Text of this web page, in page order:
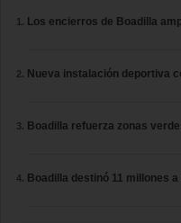
Los encierros de Boadilla
Nueva instalación deportiva
Boadilla refuerza zonas
Boadilla destinó 11 millones